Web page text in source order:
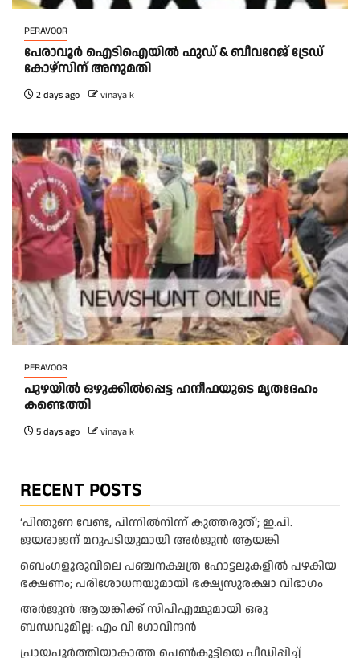
PERAVOOR
പേരാവൂർ ഐടിഐയിൽ ഫുഡ് & ബീവറേജ് ട്രേഡ്
കോഴ്സിന് അനുമതി
2 days ago vinaya k
PERAVOOR
പുഴയിൽ ഒഴുക്കിൽപ്പെട്ട ഹനീഫയുടെ മൃതദേഹം
കണ്ടെത്തി
5 days ago vinaya k
RECENT POSTS
‘പിന്തുണ വേണ്ട, പിന്നിൽനിന്ന് കുത്തരുത്’; ഇ.പി.
ജയരാജന് മറുപടിയുമായി അർജുൻ ആയങ്കി
ബെംഗളൂരുവിലെ പഞ്ചനക്ഷത്ര ഹോട്ടലുകളിൽ പഴകിയ
ഭക്ഷണം; പരിശോധനയുമായി ഭക്ഷ്യസുരക്ഷാ വിഭാഗം
അര്‍ജുന്‍ ആയങ്കിക്ക് സിപിഎമ്മുമായി ഒരു
ബന്ധവുമില്ല: എം വി ഗോവിന്ദന്‍
പ്രായപൂർത്തിയാകാത്ത പെൺകുട്ടിയെ പീഡിപ്പിച്ച്